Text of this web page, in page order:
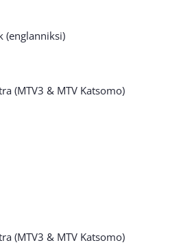
(englanniksi)
(MTV3 & MTV Katsomo)
(MTV3 & MTV Katsomo)